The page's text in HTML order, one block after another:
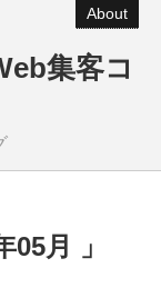
About
集客コ
05月 」